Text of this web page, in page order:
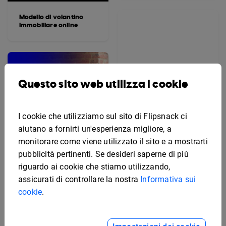
Modello di volantino
immobiliare online
Questo sito web utilizza i cookie
I cookie che utilizziamo sul sito di Flipsnack ci
aiutano a fornirti un'esperienza migliore, a
monitorare come viene utilizzato il sito e a mostrarti
pubblicità pertinenti. Se desideri saperne di più
riguardo ai cookie che stiamo utilizzando,
assicurati di controllare la nostra Informativa sui
cookie.